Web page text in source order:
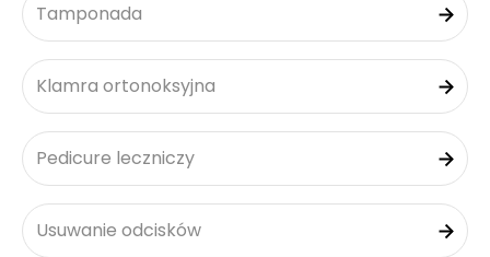
Tamponada
Klamra ortonoksyjna
Pedicure leczniczy
Usuwanie odcisków